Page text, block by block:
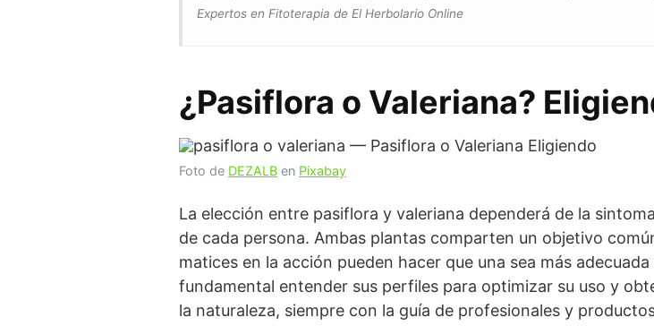
Expertos en Fitoterapia de El Herbolario Online
¿Pasiflora o Valeriana?
Foto de DEZALB en Pixabay
La elección entre pasiflora y valeriana dependerá de la
de cada persona. Ambas plantas comparten un objetivo
matices en la acción pueden hacer que una sea más
fundamental entender sus perfiles para optimizar su uso y
la naturaleza, siempre con la guía de profesionales y